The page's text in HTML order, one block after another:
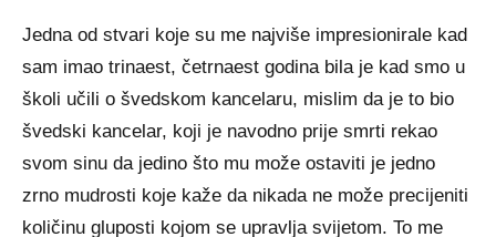
Jedna od stvari koje su me najviše impresionirale kad
sam imao trinaest, četrnaest godina bila je kad smo u
školi učili o švedskom kancelaru, mislim da je to bio
švedski kancelar, koji je navodno prije smrti rekao
svom sinu da jedino što mu može ostaviti je jedno
zrno mudrosti koje kaže da nikada ne može precijeniti
količinu gluposti kojom se upravlja svijetom. To me